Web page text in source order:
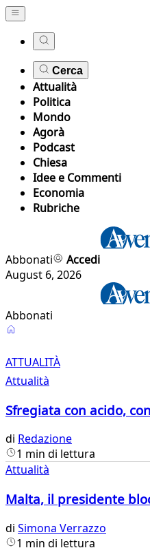
Cerca
Attualità
Politica
Mondo
Agorà
Podcast
Chiesa
Idee e Commenti
Economia
Rubriche
Abbonati
Accedi
August 6, 2026
Abbonati
Attualità
ATTUALITÀ
Attualità
Sfregiata con acido,
di Redazione
1 min di lettura
Attualità
Malta, il presidente
di Simona Verrazzo
1 min di lettura